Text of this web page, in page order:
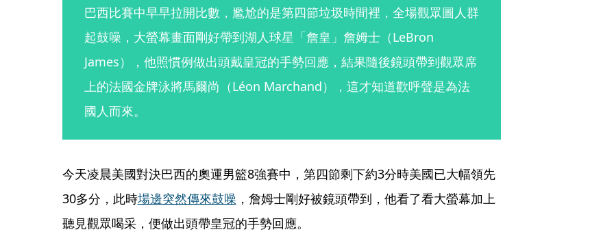
巴西比賽中早早拉開比數，尷尬的是第四節垃圾時間裡，全場觀眾圖人群
起鼓噪，大螢幕畫面剛好帶到湖人球星「詹皇」詹姆士（LeBron
James），他照慣例做出頭戴皇冠的手勢回應，結果隨後鏡頭帶到觀眾席
上的法國金牌泳將馬爾尚（Léon Marchand），這才知道歡呼聲是為法
國人而來。
今天凌晨美國對決巴西的奧運男籃8強賽中，第四節剩下約3分時美國已大幅領先
30多分，此時場邊突然傳來鼓噪 ，詹姆士剛好被鏡頭帶到，他看了看大螢幕加上
聽見觀眾喝采，便做出頭帶皇冠的手勢回應。